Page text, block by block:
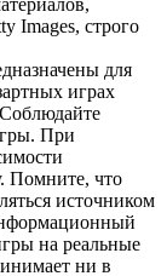
Images, строго
для
играх
При
Помните, что
источником
на реальные
ни в